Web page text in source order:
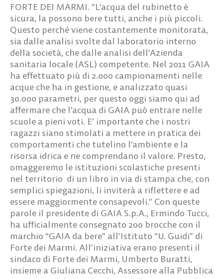
FORTE DEI MARMI. “L’acqua del rubinetto è
sicura, la possono bere tutti, anche i più piccoli.
Questo perché viene costantemente monitorata,
sia dalle analisi svolte dal laboratorio interno
della società, che dalle analisi dell’Azienda
sanitaria locale (ASL) competente. Nel 2011 GAIA
ha effettuato più di 2.000 campionamenti nelle
acque che ha in gestione, e analizzato quasi
30.000 parametri, per questo oggi siamo qui ad
affermare che l’acqua di GAIA può entrare nelle
scuole a pieni voti. E’ importante che i nostri
ragazzi siano stimolati a mettere in pratica dei
comportamenti che tutelino l’ambiente e la
risorsa idrica e ne comprendano il valore. Presto,
omaggeremo le istituzioni scolastiche presenti
nel territorio di un libro in via di stampa che, con
semplici spiegazioni, li inviterà a riflettere e ad
essere maggiormente consapevoli.” Con queste
parole il presidente di GAIA S.p.A., Ermindo Tucci,
ha ufficialmente consegnato 200 brocche con il
marchio “GAIA da bere” all’Istituto “U. Guidi” di
Forte dei Marmi. All’iniziativa erano presenti il
sindaco di Forte dei Marmi, Umberto Buratti,
insieme a Giuliana Cecchi, Assessore alla Pubblica